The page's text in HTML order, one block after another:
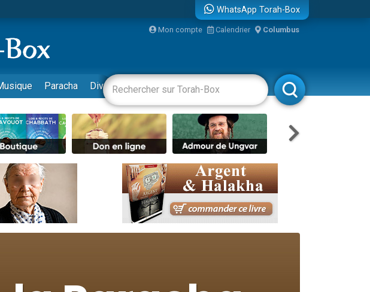
d'Israel
un appartement insalubre
et le Birkat Hamazone à travers le temps
de Yohan
risquent de perdre leur maman
victime de violences...
WhatsApp Torah-Box
Mon compte Calendrier Columbus
Paracha Divertissements Livres Rabbanim